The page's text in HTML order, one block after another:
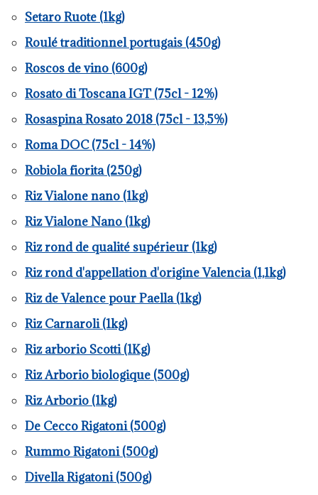
Setaro Ruote (1kg)
Roulé traditionnel portugais (450g)
Roscos de vino (600g)
Rosato di Toscana IGT (75cl - 12%)
Rosaspina Rosato 2018 (75cl - 13,5%)
Roma DOC (75cl - 14%)
Robiola fiorita (250g)
Riz Vialone nano (1kg)
Riz Vialone Nano (1kg)
Riz rond de qualité supérieur (1kg)
Riz rond d'appellation d'origine Valencia (1,1kg)
Riz de Valence pour Paella (1kg)
Riz Carnaroli (1kg)
Riz arborio Scotti (1Kg)
Riz Arborio biologique (500g)
Riz Arborio (1kg)
De Cecco Rigatoni (500g)
Rummo Rigatoni (500g)
Divella Rigatoni (500g)